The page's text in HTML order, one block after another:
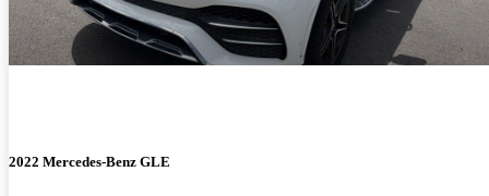
2022 Mercedes-Benz GLE